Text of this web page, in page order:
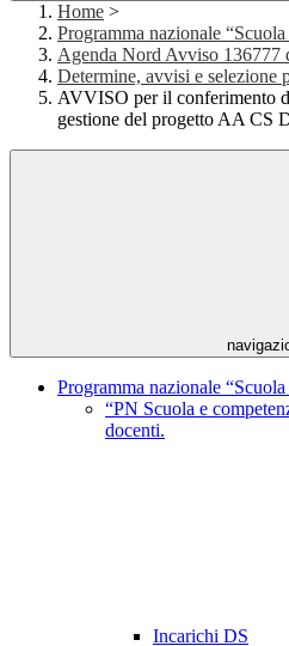
Home >
Programma nazionale
Agenda Nord Avviso 136777
Determine, avvisi e selezione
AVVISO per il conferimento
gestione del progetto AA CS
Programma nazionale
“PN Scuola e
docenti.
Incarichi DS